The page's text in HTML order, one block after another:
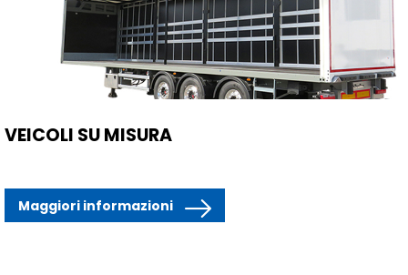
VEICOLI SU MISURA
Maggiori informazioni